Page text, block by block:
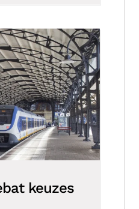
keuzes